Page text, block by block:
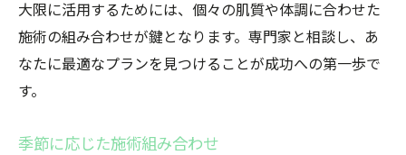
大限に活用するためには、個々の肌質や体調に合わせた
施術の組み合わせが鍵となります。専門家と相談し、あ
なたに最適なプランを見つけることが成功への第一歩で
す。
季節に応じた施術組み合わせ